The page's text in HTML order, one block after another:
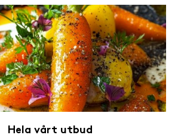
Hela vårt utbud